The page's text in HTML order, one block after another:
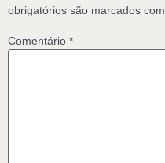
obrigatórios são marcados com
Comentário *